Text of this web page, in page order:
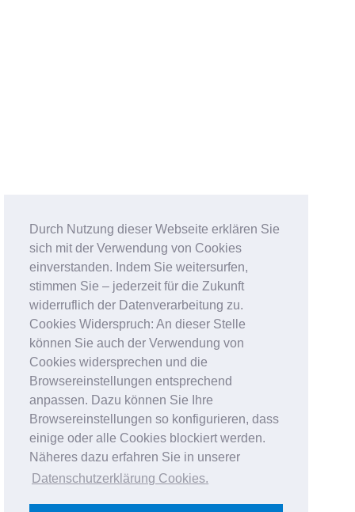
Durch Nutzung dieser Webseite erklären Sie
sich mit der Verwendung von Cookies
einverstanden. Indem Sie weitersurfen,
stimmen Sie – jederzeit für die Zukunft
widerruflich der Datenverarbeitung zu.
Cookies Widerspruch: An dieser Stelle
können Sie auch der Verwendung von
Cookies widersprechen und die
Browsereinstellungen entsprechend
anpassen. Dazu können Sie Ihre
Browsereinstellungen so konfigurieren, dass
einige oder alle Cookies blockiert werden.
Näheres dazu erfahren Sie in unserer
Datenschutzerklärung Cookies.